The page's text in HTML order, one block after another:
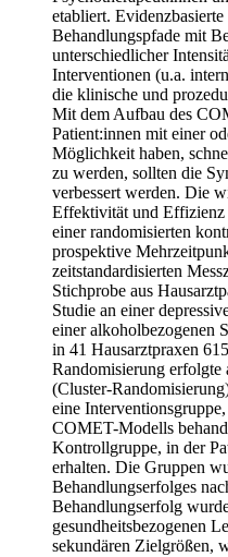
etabliert.
Behandlungspfade mit
unterschiedlicher
Interventionen (u.a.
die klinische und
Mit dem Aufbau des
Patient:innen mit einer
Möglichkeit haben,
zu werden, sollten die
verbessert werden. Die
Effektivität und
einer randomisierten
prospektive
zeitstandardisierten
Stichprobe aus
Studie an einer
einer alkoholbezogenen
in 41 Hausarztpraxen
Randomisierung erfolgte
(Cluster-
eine
COMET-Modells
Kontrollgruppe, in der
erhalten. Die Gruppen
Behandlungserfolges
Behandlungserfolg
gesundheitsbezogenen
sekundären Zielgrößen,